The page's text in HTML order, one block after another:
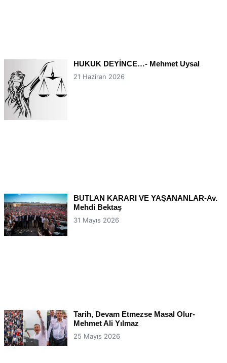
HUKUK DEYİNCE…- Mehmet Uysal
21 Haziran 2026
BUTLAN KARARI VE YAŞANANLAR-Av.
Mehdi Bektaş
31 Mayıs 2026
Tarih, Devam Etmezse Masal Olur-
Mehmet Ali Yılmaz
25 Mayıs 2026